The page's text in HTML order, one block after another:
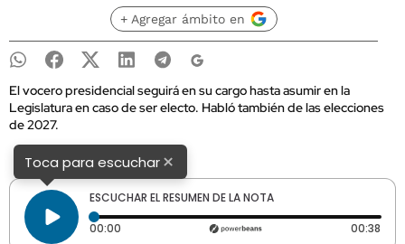
+ Agregar ámbito en
El vocero presidencial seguirá en su cargo hasta asumir en la
Legislatura en caso de ser electo. Habló también de las elecciones
de 2027.
Toca para escuchar×
ESCUCHAR EL RESUMEN DE LA NOTA
00:00 Tiempo transcurrido: 0 segundos 00:38